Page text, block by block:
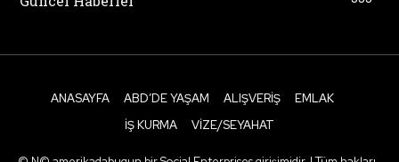
ANASAYFA ABD’DE YAŞAM ALIŞVERIŞ
EMLAK
İŞ KURMA
VIZE/SEYAHAT